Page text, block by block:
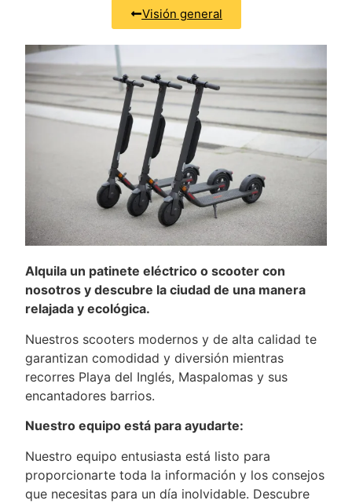
Visión general
Alquila un patinete eléctrico o scooter con
nosotros y descubre la ciudad de una manera
relajada y ecológica.
Nuestros scooters modernos y de alta calidad te
garantizan comodidad y diversión mientras
recorres Playa del Inglés, Maspalomas y sus
encantadores barrios.
Nuestro equipo está para ayudarte:
Nuestro equipo entusiasta está listo para
proporcionarte toda la información y los consejos
que necesitas para un día inolvidable. Descubre